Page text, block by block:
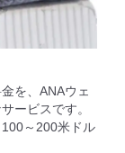
を、ANAウェ
ービスです。
～200米ドル